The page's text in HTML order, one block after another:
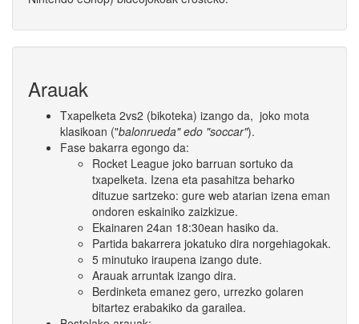
Arauak
Txapelketa 2vs2 (bikoteka) izango da, joko mota
klasikoan ("balonrueda" edo "soccar").
Fase bakarra egongo da:
Rocket League joko barruan sortuko da
txapelketa. Izena eta pasahitza beharko
dituzue sartzeko: gure web atarian izena eman
ondoren eskainiko zaizkizue.
Ekainaren 24an 18:30ean hasiko da.
Partida bakarrera jokatuko dira norgehiagokak.
5 minutuko iraupena izango dute.
Arauak arruntak izango dira.
Berdinketa emanez gero, urrezko golaren
bitartez erabakiko da garailea.